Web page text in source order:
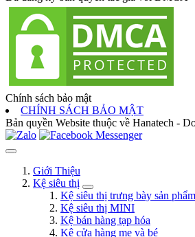
Chính sách bảo mật
CHÍNH SÁCH BẢO MẬT
Bản quyền Website thuộc về Hanatech -
Giới Thiệu
Kệ siêu thị
Kệ siêu thị trưng bày sản phẩm
Kệ siêu thị MINI
Kệ bán hàng tạp hóa
Kệ cửa hàng mẹ và bé